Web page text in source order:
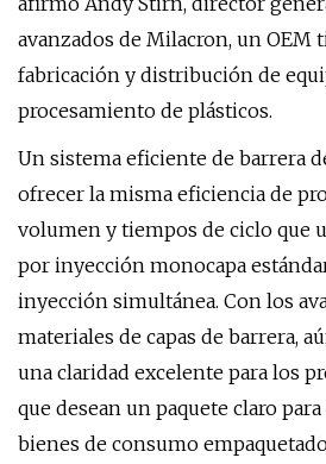
avanzados de Milacron, un OEM
fabricación y distribución de
procesamiento de plásticos.
Un sistema eficiente de barrera
ofrecer la misma eficiencia de
volumen y tiempos de ciclo que
por inyección monocapa
inyección simultánea. Con los
materiales de capas de barrera,
una claridad excelente para los
que desean un paquete claro
bienes de consumo